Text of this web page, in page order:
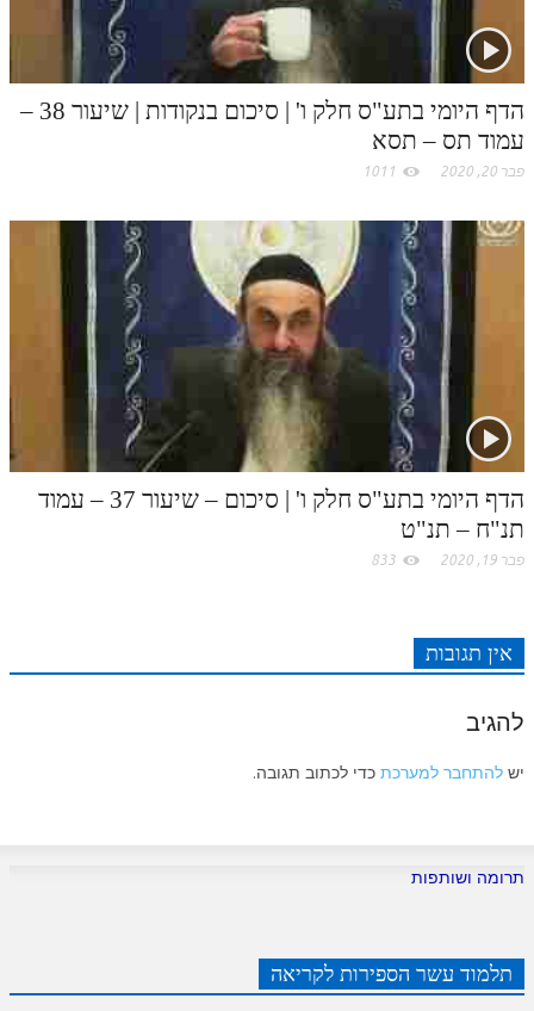
הדף היומי בתע"ס חלק ו' | סיכום בנקודות | שיעור 38 –
עמוד תס – תסא
פבר 20, 2020 1011
הדף היומי בתע"ס חלק ו' | סיכום – שיעור 37 – עמוד
תנ"ח – תנ"ט
פבר 19, 2020 833
אין תגובות
להגיב
יש להתחבר למערכת כדי לכתוב תגובה.
תרומה ושותפות
תלמוד עשר הספירות לקריאה